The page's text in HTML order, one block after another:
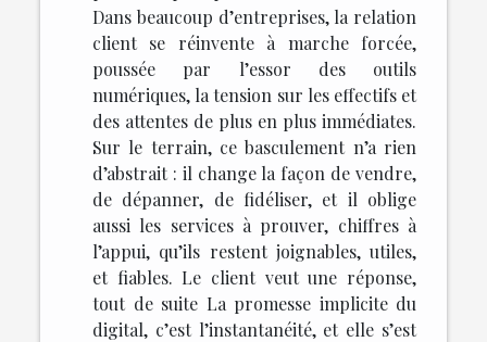
Dans beaucoup d’entreprises, la relation
client se réinvente à marche forcée,
poussée par l’essor des outils
numériques, la tension sur les effectifs et
des attentes de plus en plus immédiates.
Sur le terrain, ce basculement n’a rien
d’abstrait : il change la façon de vendre,
de dépanner, de fidéliser, et il oblige
aussi les services à prouver, chiffres à
l’appui, qu’ils restent joignables, utiles,
et fiables. Le client veut une réponse,
tout de suite La promesse implicite du
digital, c’est l’instantanéité, et elle s’est